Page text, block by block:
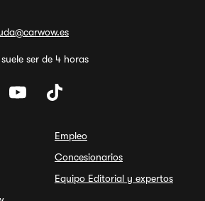
ser de 4 horas
Empleo
Concesionarios
Equipo Editorial y expertos